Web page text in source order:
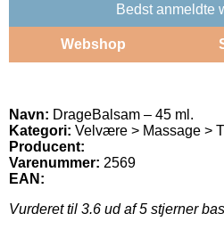
Bedst anmeldte
Webshop
Navn: DrageBalsam – 45 ml.
Kategori: Velvære > Massage >
Producent:
Varenummer: 2569
EAN:
Vurderet til 3.6 ud af 5 stjerner